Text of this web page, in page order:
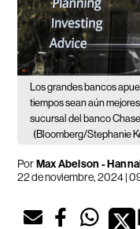
Los grandes bancos
tiempos sean aún mejores
sucursal del banco
(Bloomberg/Stephanie
PorMax Abelson -
22 de noviembre, 2024 |